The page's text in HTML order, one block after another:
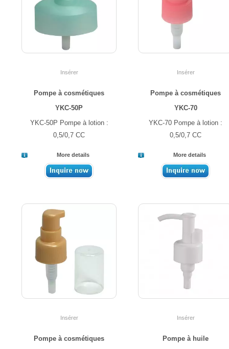
Insérer
Pompe à cosmétiques
YKC-50P
YKC-50P Pompe à lotion :
0,5/0,7 CC
More details
Insérer
Pompe à cosmétiques
YKC-70
YKC-70 Pompe à lotion :
0,5/0,7 CC
More details
Insérer
Pompe à cosmétiques
Insérer
Pompe à huile